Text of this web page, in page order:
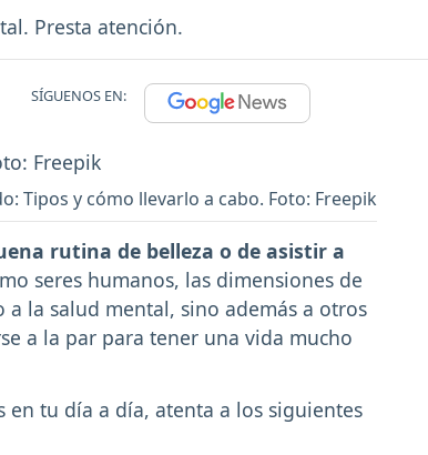
Presta atención.
SÍGUENOS EN:
Tipos y cómo llevarlo a cabo. Foto: Freepik
rutina de belleza o de asistir a
seres humanos, las dimensiones de
la salud mental, sino además a otros
a la par para tener una vida mucho
en tu día a día, atenta a los siguientes